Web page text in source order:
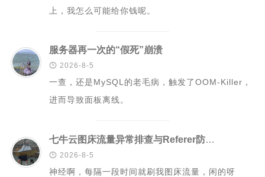
上，我怎么可能给你钱呢。
服务器再一次的“假死”崩溃
 2026-8-5
一查，还是MySQL的老毛病，触发了OOM-Killer，
进而导致面板离线。
七牛云图床流量异常排查与Referer防盗链配置
 2026-8-5
神经啊，每隔一段时间就刷我图床流量，闲的呀
Golang
Rust
C#
数据库